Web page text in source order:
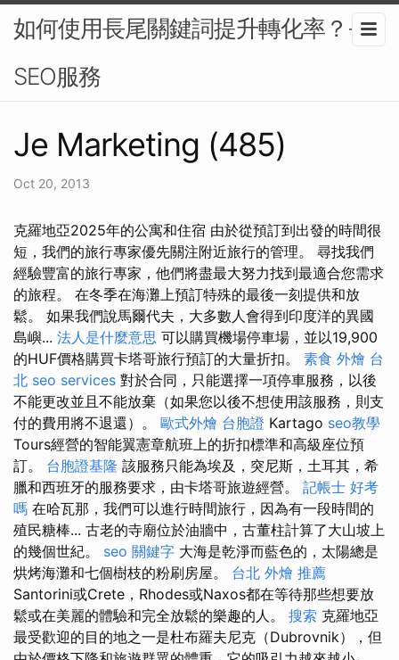
如何使用長尾關鍵詞提升轉化率？-
SEO服務
Je Marketing (485)
Oct 20, 2013
克羅地亞2025年的公寓和住宿 由於從預訂到出發的時間很
短，我們的旅行專家優先關注附近旅行的管理。 尋找我們
經驗豐富的旅行專家，他們將盡最大努力找到最適合您需求
的旅程。 在冬季在海灘上預訂特殊的最後一刻提供和放
鬆。 如果我們說馬爾代夫，大多數人會得到印度洋的異國
島嶼... 法人是什麼意思 可以購買機場停車場，並以19,900
的HUF價格購買卡塔哥旅行預訂的大量折扣。 素食 外燴 台
北 seo services 對於合同，只能選擇一項停車服務，以後
不能更改並且不能放棄（如果您以後不想使用該服務，則支
付的費用將不退還）。 歐式外燴 台胞證 Kartago seo教學
Tours經營的智能翼憲章航班上的折扣標準和高級座位預
訂。 台胞證基隆 該服務只能為埃及，突尼斯，土耳其，希
臘和西班牙的服務要求，由卡塔哥旅遊經營。 記帳士 好考
嗎 在哈瓦那，我們可以進行時間旅行，因為有一段時間的
殖民糖棒... 古老的寺廟位於油牆中，古董柱計算了大山坡上
的幾個世紀。 seo 關鍵字 大海是乾淨而藍色的，太陽總是
烘烤海灘和七個樹枝的粉刷房屋。 台北 外燴 推薦
Santorini或Crete，Rhodes或Naxos都在等待那些想要放
鬆或在美麗的體驗和完全放鬆的樂趣的人。 搜索 克羅地亞
最受歡迎的目的地之一是杜布羅夫尼克（Dubrovnik），但